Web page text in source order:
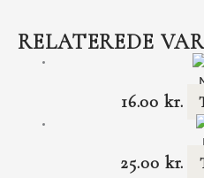
RELATEREDE
16.00kr.
25.00 kr.